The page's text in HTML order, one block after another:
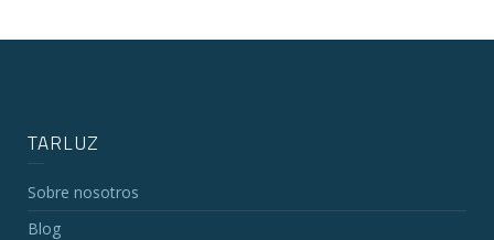
TARLUZ
Sobre nosotros
Blog